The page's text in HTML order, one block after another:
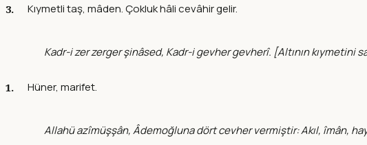
Kıymetli taş, mâden. Çokluk hâli cevâhir gelir.
Kadr-i zer zerger şinâsed, Kadr-i gevher gevherî. [Altının kıymetini
Hüner, marifet.
Allahü azîmüşşân, Âdemoğluna dört cevher vermiştir: Akıl, îmân,